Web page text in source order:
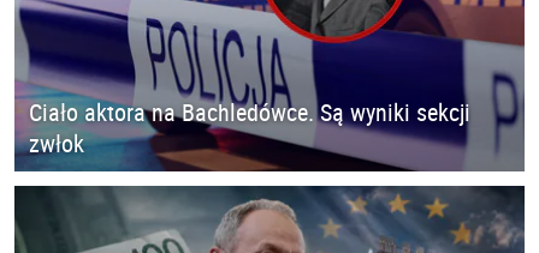
Ciało aktora na Bachledówce. Są wyniki sekcji
zwłok